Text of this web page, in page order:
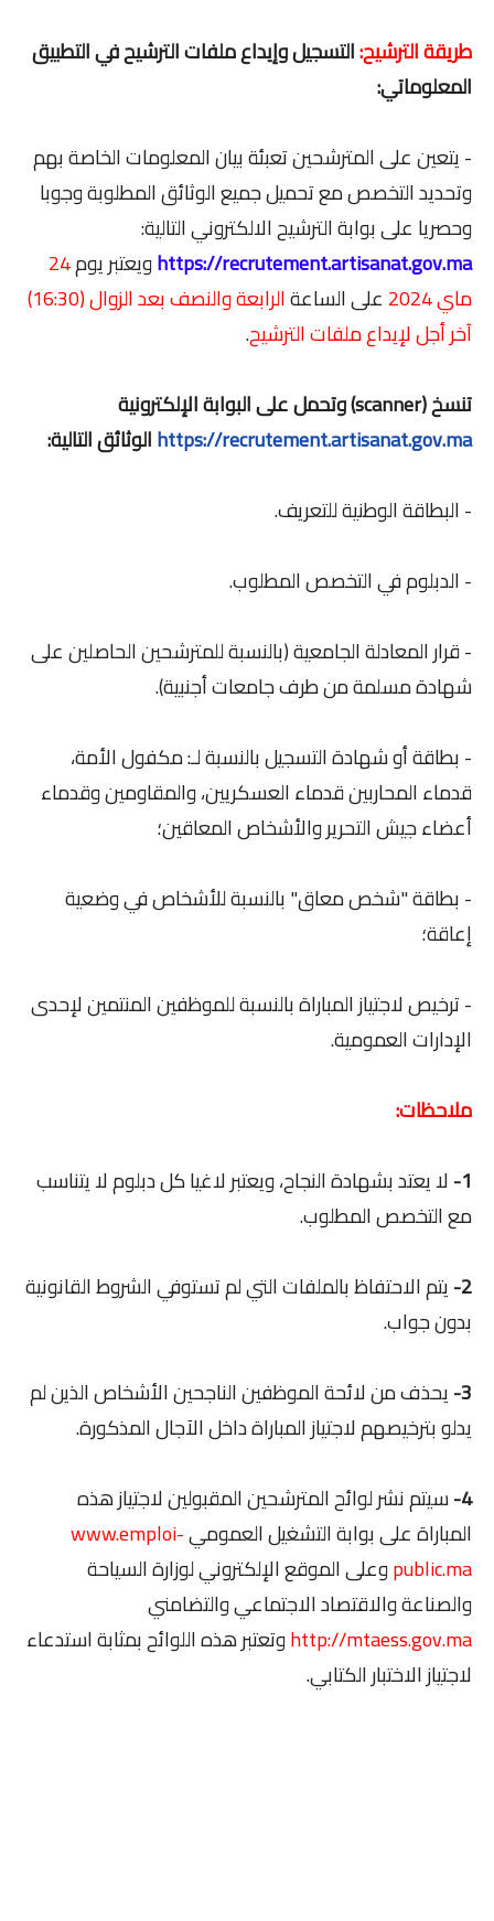
طريقة الترشيح:التسجيل وإيداع ملفات الترشيح في التطبيق
المعلوماتي:
- يتعين على المترشحين تعبئة بيان المعلومات الخاصة بهم
وتحديد التخصص مع تحميل جميع الوثائق المطلوبة وجوبا
وحصريا على بوابة الترشيح الالكتروني التالية:
https://recrutement.artisanat.gov.maويعتبر يوم24
ماي 2024
على الساعة
الرابعة والنصف بعد الزوال (16:30)
آخر أجل لإيداع ملفات الترشيح.
تنسخ (scanner) وتحمل على البوابة الإلكترونية
https://recrutement.artisanat.gov.maالوثائق التالية:
- البطاقة الوطنية للتعريف.
- الدبلوم في التخصص المطلوب.
- قرار المعادلة الجامعية (بالنسبة للمترشحين الحاصلين على
شهادة مسلمة من طرف جامعات أجنبية).
- بطاقة أو شهادة التسجيل بالنسبة لـ: مكفول الأمة،
قدماء المحاربين قدماء العسكريين، والمقاومين وقدماء
أعضاء جيش التحرير والأشخاص المعاقين؛
- بطاقة "شخص معاق" بالنسبة للأشخاص في وضعية
إعاقة؛
- ترخيص لاجتياز المباراة بالنسبة للموظفين المنتمين لإحدى
الإدارات العمومية.
ملاحظات:
1- لا يعتد بشهادة النجاح، ويعتبر لاغيا كل دبلوم لا يتناسب
مع التخصص المطلوب.
2- يتم الاحتفاظ بالملفات التي لم تستوفي الشروط القانونية
بدون جواب.
3- يحذف من لائحة الموظفين الناجحين الأشخاص الذين لم
يدلو بترخيصهم لاجتياز المباراة داخل الآجال المذكورة.
4- سيتم نشر لوائح المترشحين المقبولين لاجتياز هذه
المباراة على بوابة التشغيل العموميwww.emploi-
public.maوعلى الموقع الإلكتروني لوزارة السياحة
والصناعة والاقتصاد الاجتماعي والتضامني
http://mtaess.gov.maوتعتبر هذه اللوائح بمثابة استدعاء
لاجتياز الاختبار الكتابي.